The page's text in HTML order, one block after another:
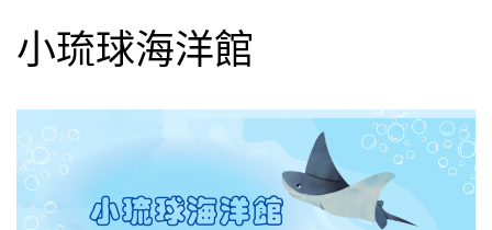
小琉球海洋館